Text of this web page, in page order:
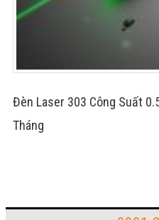
Đèn Laser 303 Công Suất
Tháng